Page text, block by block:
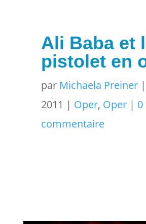
Ali Baba et
pistolet en
par Michaela Preiner|
2011 | Oper, Oper| 0
commentaire